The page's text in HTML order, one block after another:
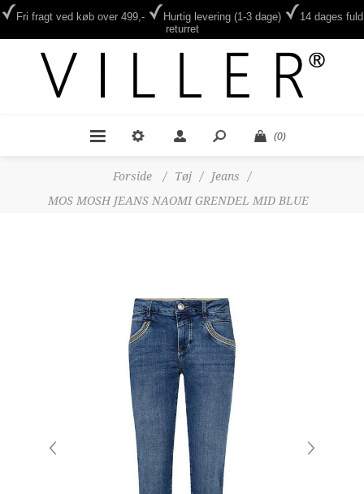
Fri fragt ved køb over 499,- Hurtig levering (1-3 dage)
14 dages fuld
returret
(0)
Forside / Tøj / Jeans
/
MOS MOSH JEANS NAOMI GRENDEL MID BLUE